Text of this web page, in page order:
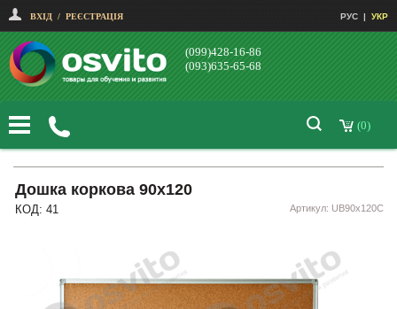
ВХІД / РЕЄСТРАЦІЯ РУС | УКР
(099)428-16-86
(093)635-65-68
(0)
Дошка коркова 90х120
КОД: 41 Артикул: UB90x120C